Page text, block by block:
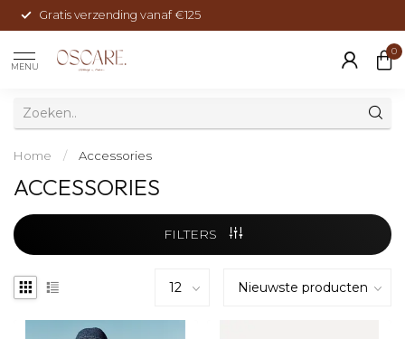
Gratis verzending vanaf €125
MENU
0
Home / Accessories
ACCESSORIES
FILTERS